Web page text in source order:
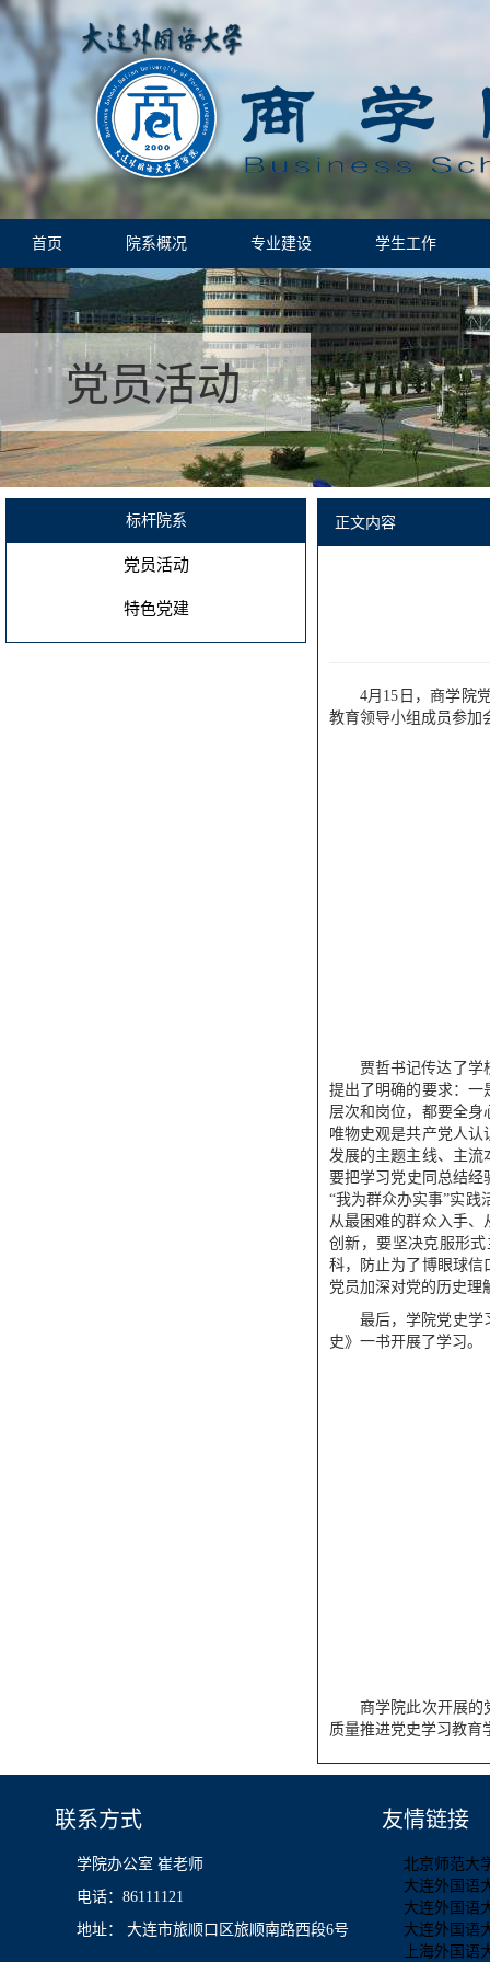
首页 院系概况 专业建设 学生工作
党员活动
标杆院系
党员活动
特色党建
正文内容
4月15日，商学院
教育领导小组成员参加
贾哲书记传达了学
提出了明确的要求：一
层次和岗位，都要全
唯物史观是共产党人
发展的主题主线、主流
要把学习党史同总结经
“我为群众办实事”实
从最困难的群众入手
创新，要坚决克服形
科，防止为了博眼球信
党员加深对党的历史理
最后，学院党史学
史》一书开展了学习。
商学院此次开展的
质量推进党史学习教育
联系方式
学院办公室 崔老师
电话：86111121
地址： 大连市旅顺口区旅顺南路西段6号
友情链接
北京师范大
大连外国语
大连外国语
大连外国语
上海外国语